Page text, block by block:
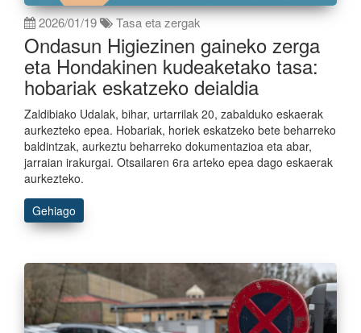
2026/01/19 Tasa eta zergak
Ondasun Higiezinen gaineko zerga
eta Hondakinen kudeaketako tasa:
hobariak eskatzeko deialdia
Zaldibiako Udalak, bihar, urtarrilak 20, zabalduko eskaerak
aurkezteko epea. Hobariak, horiek eskatzeko bete beharreko
baldintzak, aurkeztu beharreko dokumentazioa eta abar,
jarraian irakurgai. Otsailaren 6ra arteko epea dago eskaerak
aurkezteko.
Gehiago